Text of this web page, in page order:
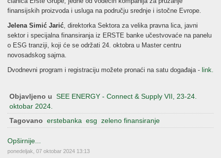
finansijskih proizvoda i usluga na području srednje i istočne Evrope.
Jelena Simić Jarić , direktorka Sektora za velika pravna lica, javni
sektor i specijalna finansiranja iz ERSTE banke učestvovaće na panelu
o ESG tranziji, koji će se održati 24. oktobra u Master centru
novosadskog sajma.
Dvodnevni program i registraciju možete pronaći na satu događaja - link.
Objavljeno u SEE ENERGY - Connect & Supply VII, 23-24.
oktobar 2024.
Tagovano erstebanka esg zeleno finansiranje
Opširnije...
ponedeljak, 07 oktobar 2024 13:13